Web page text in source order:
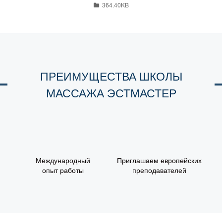
364.40KB
ПРЕИМУЩЕСТВА ШКОЛЫ
МАССАЖА ЭСТМАСТЕР
Международный
опыт работы
Приглашаем европейских
преподавателей